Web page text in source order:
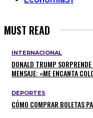
MUST READ
INTERNACIONAL
DONALD TRUMP
MENSAJE: «ME ENCANTA
DEPORTES
CÓMO COMPRAR BOLETAS